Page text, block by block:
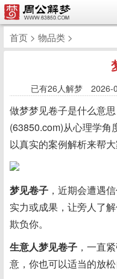
首页 > 物品类 >
已有26人解梦 2026-
做梦梦见卷子是什么意
(63850.com)从心理学角
以真实的案例解析来帮
梦见卷子 ，近期会遭遇
实力或成果，让旁人了
欺负你。
生意人梦见卷子 ，一直
意，你也可以适当的放松